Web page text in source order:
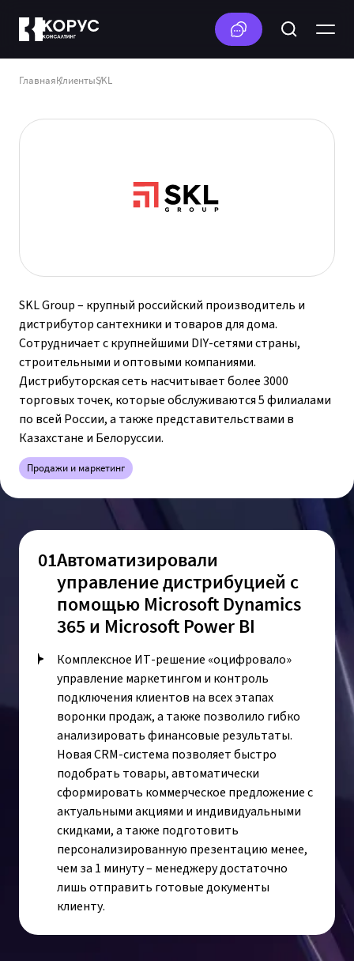
ГлавнаяКлиентыSKL
SKL Group – крупный российский производитель и
дистрибутор сантехники и товаров для дома.
Сотрудничает с крупнейшими DIY-сетями страны,
строительными и оптовыми компаниями.
Дистрибуторская сеть насчитывает более 3000
торговых точек, которые обслуживаются 5 филиалами
по всей России, а также представительствами в
Казахстане и Белоруссии.
Продажи и маркетинг
01Автоматизировали
управление дистрибуцией с
помощью Microsoft Dynamics
365 и Microsoft Power BI
Комплексное ИТ-решение «оцифровало»
управление маркетингом и контроль
подключения клиентов на всех этапах
воронки продаж, а также позволило гибко
анализировать финансовые результаты.
Новая СRM-система позволяет быстро
подобрать товары, автоматически
сформировать коммерческое предложение с
актуальными акциями и индивидуальными
скидками, а также подготовить
персонализированную презентацию менее,
чем за 1 минуту – менеджеру достаточно
лишь отправить готовые документы
клиенту.